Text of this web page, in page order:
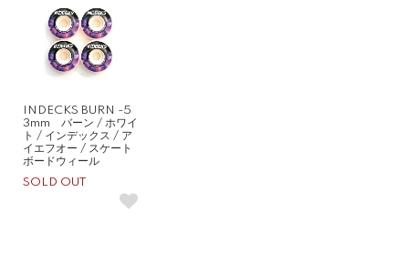
INDECKS BURN -5
3mm バーン / ホワイ
ト / インデックス / ア
イエフオー / スケート
ボードウィール
SOLD OUT